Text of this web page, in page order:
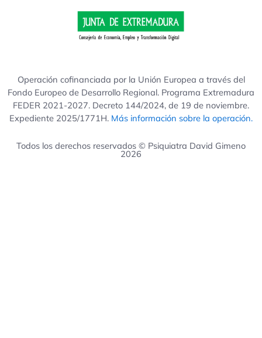
Operación cofinanciada por la Unión Europea a través del
Fondo Europeo de Desarrollo Regional. Programa Extremadura
FEDER 2021-2027. Decreto 144/2024, de 19 de noviembre.
Expediente 2025/1771H. Más información sobre la operación.
Todos los derechos reservados © Psiquiatra David Gimeno
2026